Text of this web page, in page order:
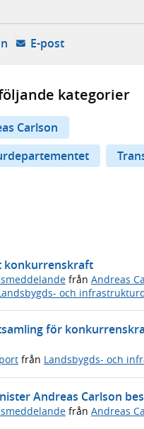
webbplats,
flik, extern webbplats,
- öppnas i ny flik, extern
E-post- öppnar din
kategorier
Carlson
konkurrenskraft
från Andreas
och
för
från Landsbygds- och
Andreas Carlson
från Andreas